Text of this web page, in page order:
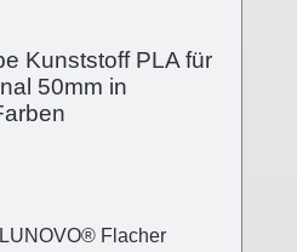
Kunststoff PLA für
50mm in
Flacher